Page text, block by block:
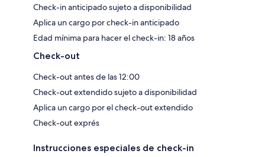
Check-in anticipado sujeto a disponibilidad
Aplica un cargo por check-in anticipado
Edad mínima para hacer el check-in: 18 años
Check-out
Check-out antes de las 12:00
Check-out extendido sujeto a disponibilidad
Aplica un cargo por el check-out extendido
Check-out exprés
Instrucciones especiales de check-in